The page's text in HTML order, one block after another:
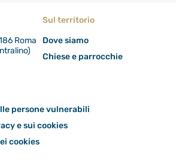
Roma
Sul territorio
Dove siamo
Chiese e parrocchie
persone vulnerabili
e sui cookies
cookies